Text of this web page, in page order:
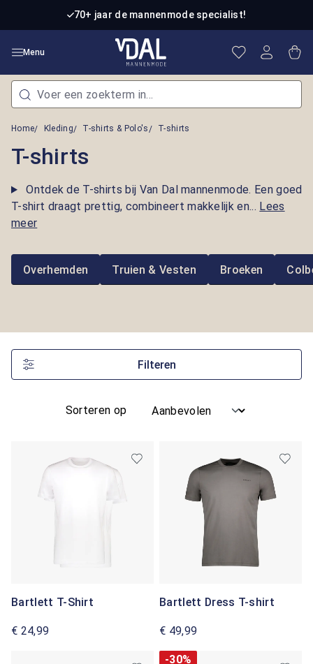
Ga naar de hoofdinhoud70+ jaar de mannenmode specialist!
Menu Je hebt 0
Home Kleding T-shirts & Polo's T-shirts
T-shirts
Ontdek de T-shirts bij Van Dal mannenmode. Een goed
T-shirt draagt prettig, combineert makkelijk en... Lees
meer
Overhemden Truien & Vesten Broeken
Filteren
Sorteren op
Bartlett T-Shirt
€ 24,99
Bartlett Dress T-shirt
€ 49,99
-30%